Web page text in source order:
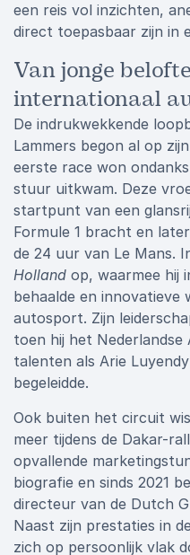
een reis vol inzichten,
direct toepasbaar zijn in
Van jonge
internationaal
De indrukwekkende
Lammers begon al op
eerste race won
stuur uitkwam. Deze
startpunt van een
Formule 1 bracht en
de 24 uur van Le Mans.
Holland op, waarmee hij
behaalde en innovatieve
autosport. Zijn
toen hij het Nederlandse
talenten als Arie
begeleidde.
Ook buiten het circuit
meer tijdens de Dakar-
opvallende
biografie en sinds 2021
directeur van de Dutch
Naast zijn prestaties in
zich op persoonlijk vlak